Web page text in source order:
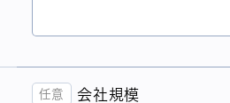
会社規模